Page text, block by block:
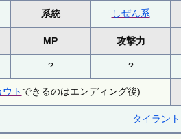
系統 しぜん系
MP 攻撃力
? ?
ト できるのはエンディング後)
タイラン